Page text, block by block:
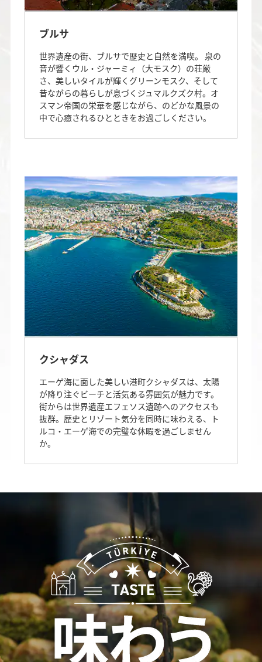
ブルサ
世界遺産の街、ブルサで歴史と自然を満喫。 泉の
音が響くウル・ジャーミィ（大モスク）の荘厳
さ、美しいタイルが輝くグリーンモスク、そして
昔ながらの暮らしが息づくジュマルクズク村。オ
スマン帝国の栄華を感じながら、のどかな風景の
中で心癒されるひとときをお過ごしください。
クシャダス
エーゲ海に面した美しい港町クシャダスは、太陽
が降り注ぐビーチと活気ある雰囲気が魅力です。
街からは世界遺産エフェソス遺跡へのアクセスも
抜群。歴史とリゾート気分を同時に味わえる、ト
ルコ・エーゲ海での完璧な休暇を過ごしません
か。